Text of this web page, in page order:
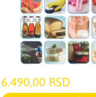
6.490,00 RSD